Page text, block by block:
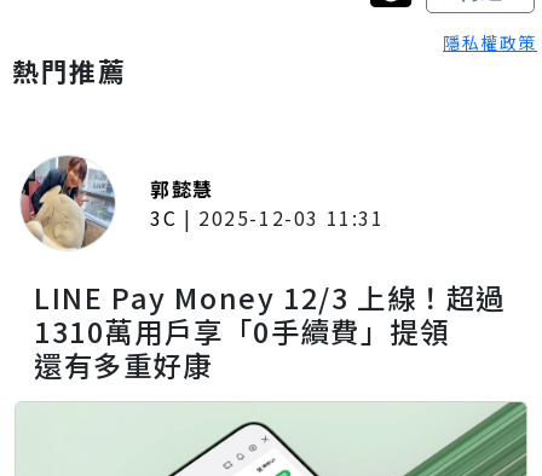
隱私權政策
熱門推薦
郭懿慧
3C | 2025-12-03 11:31
LINE Pay Money 12/3 上線！超過
1310萬用戶享「0手續費」提領
還有多重好康